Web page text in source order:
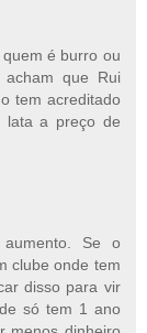
é burro ou
que Rui
tem acreditado
lata a preço de
Se o
clube onde tem
disso para vir
só tem 1 ano